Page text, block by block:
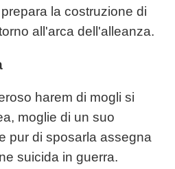
la costruzione di
all'arca dell'alleanza.
harem di mogli si
moglie di un suo
pur di sposarla assegna
suicida in guerra.